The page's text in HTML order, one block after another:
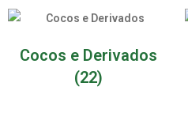
Cocos e Derivados
(22)